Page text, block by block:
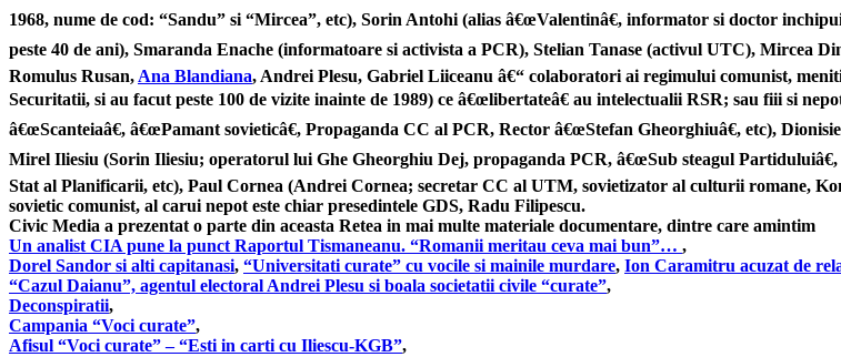
1968, nume de cod: “Sandu” si “Mircea”, etc), Sorin Antohi (alias â€œValentinâ€, informator si doctor
peste 40 de ani), Smaranda Enache (informatoare si activista a PCR), Stelian Tanase (activul UTC), Mircea
Romulus Rusan,Ana Blandiana, Andrei Plesu, Gabriel Liiceanu â€“ colaboratori ai regimului comunist,
Securitatii, si au facut peste 100 de vizite inainte de 1989) ce â€œlibertateâ€ au intelectualii RSR; sau fiii si
â€œScanteiaâ€, â€œPamant sovieticâ€, Propaganda CC al PCR, Rector â€œStefan Gheorghiuâ€, etc),
Mirel Iliesiu (Sorin Iliesiu; operatorul lui Ghe Gheorghiu Dej, propaganda PCR, â€œSub steagul
Stat al Planificarii, etc), Paul Cornea (Andrei Cornea; secretar CC al UTM, sovietizator al culturii romane,
sovietic comunist, al carui nepot este chiar presedintele GDS, Radu Filipescu.
Civic Media a prezentat o parte din aceasta Retea in mai multe materiale documentare, dintre care amintim
Un analist CIA pune la punct Raportul Tismaneanu. “Romanii meritau ceva mai bun”… ,
Dorel Sandor si alti capitanasi, “Universitati curate” cu vocile si mainile murdare, Ion Caramitru acuzat de
“Cazul Daianu”, agentul electoral Andrei Plesu si boala societatii civile “curate”,
Deconspiratii,
Campania “Voci curate”,
Afisul “Voci curate” – “Esti in carti cu Iliescu-KGB”,